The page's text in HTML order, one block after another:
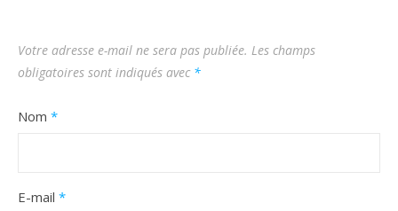
Votre adresse e-mail ne sera pas publiée. Les champs
obligatoires sont indiqués avec *
Nom *
E-mail *